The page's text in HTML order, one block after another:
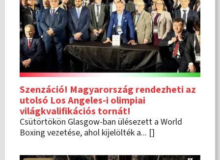
Szenzáció! Magyarország rendezheti az
utolsó Los Angeles-i olimpiai
világkvalifikációs tornát!
Csütörtökön Glasgow-ban ülésezett a World
Boxing vezetése, ahol kijelölték a... []